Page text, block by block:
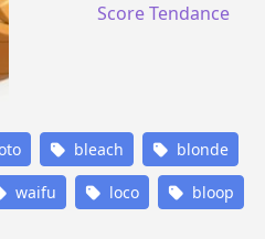
Score Tendance
bleach blonde
waifu loco bloop